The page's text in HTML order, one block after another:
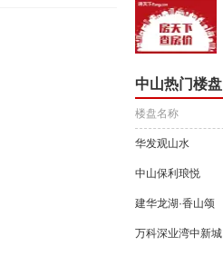
中山热门楼盘
楼盘名称
华发观山水
中山保利琅悦
建华龙湖·香山颂
万科深业湾中新城